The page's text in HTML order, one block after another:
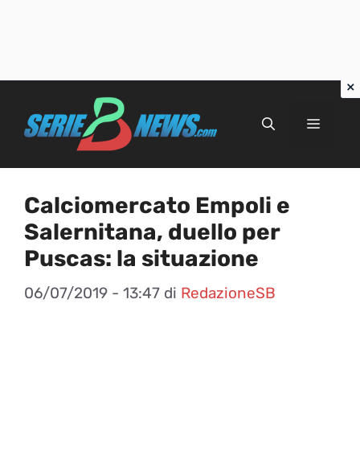
Menu
Calciomercato Empoli e
Salernitana, duello per
Puscas: la situazione
06/07/2019 - 13:47 di RedazioneSB